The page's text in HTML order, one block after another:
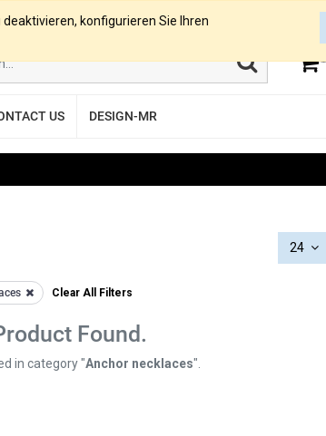
konfigurieren Sie Ihren
US DESIGN-MR
24
Clear All Filters
Found.
in category "Anchor necklaces".